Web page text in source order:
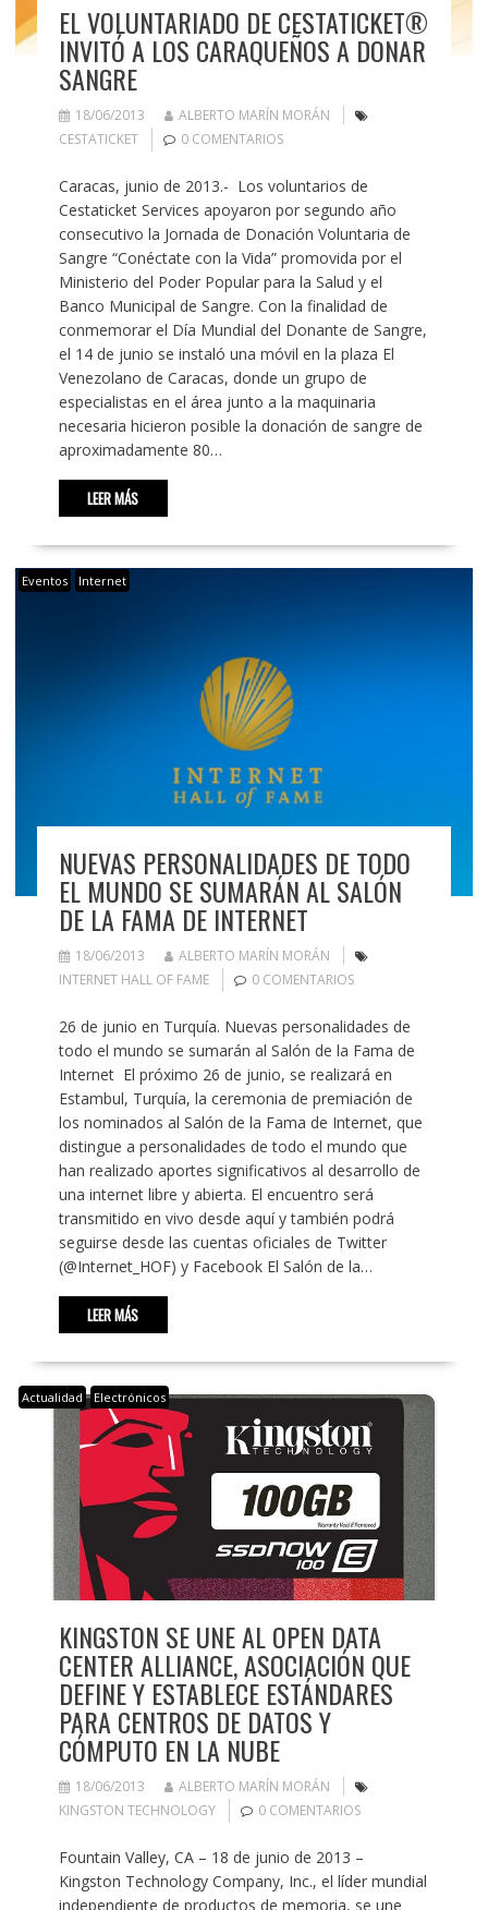
EL VOLUNTARIADO DE CESTATICKET®
INVITÓ A LOS CARAQUEÑOS A DONAR
SANGRE
18/06/2013
ALBERTO MARÍN MORÁN
CESTATICKET
0 COMENTARIOS
Caracas, junio de 2013.- Los voluntarios de
Cestaticket Services apoyaron por segundo año
consecutivo la Jornada de Donación Voluntaria de
Sangre “Conéctate con la Vida” promovida por el
Ministerio del Poder Popular para la Salud y el
Banco Municipal de Sangre. Con la finalidad de
conmemorar el Día Mundial del Donante de Sangre,
el 14 de junio se instaló una móvil en la plaza El
Venezolano de Caracas, donde un grupo de
especialistas en el área junto a la maquinaria
necesaria hicieron posible la donación de sangre de
aproximadamente 80…
LEER MÁS
Eventos Internet
NUEVAS PERSONALIDADES DE TODO
EL MUNDO SE SUMARÁN AL SALÓN
DE LA FAMA DE INTERNET
18/06/2013
ALBERTO MARÍN MORÁN
INTERNET HALL OF FAME
0 COMENTARIOS
26 de junio en Turquía. Nuevas personalidades de
todo el mundo se sumarán al Salón de la Fama de
Internet El próximo 26 de junio, se realizará en
Estambul, Turquía, la ceremonia de premiación de
los nominados al Salón de la Fama de Internet, que
distingue a personalidades de todo el mundo que
han realizado aportes significativos al desarrollo de
una internet libre y abierta. El encuentro será
transmitido en vivo desde aquí y también podrá
seguirse desde las cuentas oficiales de Twitter
(@Internet_HOF) y Facebook El Salón de la…
LEER MÁS
Actualidad Electrónicos
KINGSTON SE UNE AL OPEN DATA
CENTER ALLIANCE, ASOCIACIÓN QUE
DEFINE Y ESTABLECE ESTÁNDARES
PARA CENTROS DE DATOS Y
CÓMPUTO EN LA NUBE
18/06/2013
ALBERTO MARÍN MORÁN
KINGSTON TECHNOLOGY
0 COMENTARIOS
Fountain Valley, CA – 18 de junio de 2013 –
Kingston Technology Company, Inc., el líder mundial
independiente de productos de memoria, se une